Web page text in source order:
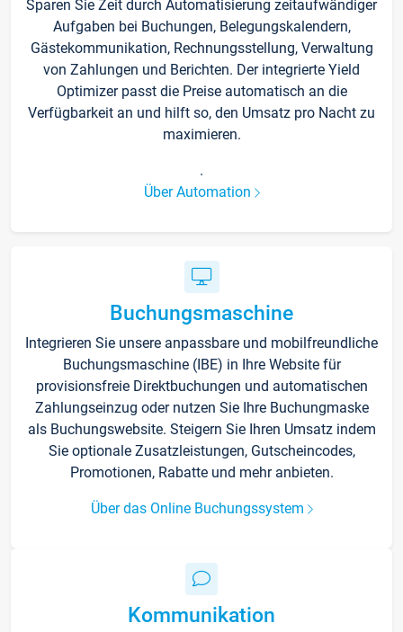
Sparen Sie Zeit durch Automatisierung zeitaufwändiger
Aufgaben bei Buchungen, Belegungskalendern,
Gästekommunikation, Rechnungsstellung, Verwaltung
von Zahlungen und Berichten. Der integrierte Yield
Optimizer passt die Preise automatisch an die
Verfügbarkeit an und hilft so, den Umsatz pro Nacht zu
maximieren.
.
Über Automation
Buchungsmaschine
Integrieren Sie unsere anpassbare und mobilfreundliche
Buchungsmaschine (IBE) in Ihre Website für
provisionsfreie Direktbuchungen und automatischen
Zahlungseinzug oder nutzen Sie Ihre Buchungmaske
als Buchungswebsite. Steigern Sie Ihren Umsatz indem
Sie optionale Zusatzleistungen, Gutscheincodes,
Promotionen, Rabatte und mehr anbieten.
Über das Online Buchungssystem
Kommunikation